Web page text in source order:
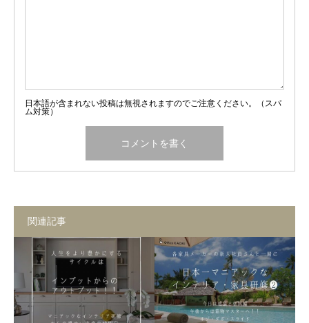
日本語が含まれない投稿は無視されますのでご注意ください。（スパ
ム対策）
関連記事